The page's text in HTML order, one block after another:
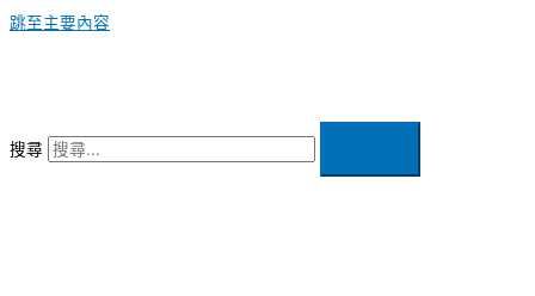
跳至主要內容
搜尋